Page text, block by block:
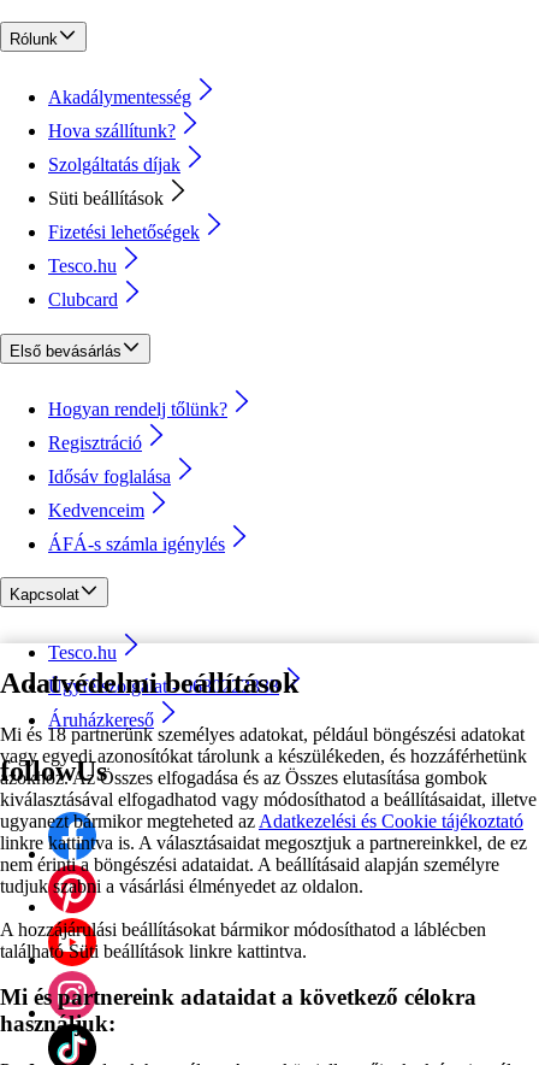
Adatvédelmi beállítások
Mi és 18 partnerünk személyes adatokat, például böngészési adatokat
vagy egyedi azonosítókat tárolunk a készülékeden, és hozzáférhetünk
azokhoz. Az Összes elfogadása és az Összes elutasítása gombok
kiválasztásával elfogadhatod vagy módosíthatod a beállításaidat, illetve
ugyanezt bármikor megteheted az Adatkezelési és Cookie tájékoztató
linkre kattintva is. A választásaidat megosztjuk a partnereinkkel, de ez
nem érinti a böngészési adataidat. A beállításaid alapján személyre
tudjuk szabni a vásárlási élményedet az oldalon.
A hozzájárulási beállításokat bármikor módosíthatod a láblécben
található Süti beállítások linkre kattintva.
Mi és partnereink adataidat a következő célokra
használjuk:
Rólunk
Akadálymentesség
Hova szállítunk?
Szolgáltatás díjak
Süti beállítások
Fizetési lehetőségek
Tesco.hu
Clubcard
Első bevásárlás
Hogyan rendelj tőlünk?
Regisztráció
Idősáv foglalása
Kedvenceim
ÁFÁ-s számla igénylés
Kapcsolat
Tesco.hu
Ügyfélszolgálat - 0680222333
Áruházkereső
followUs